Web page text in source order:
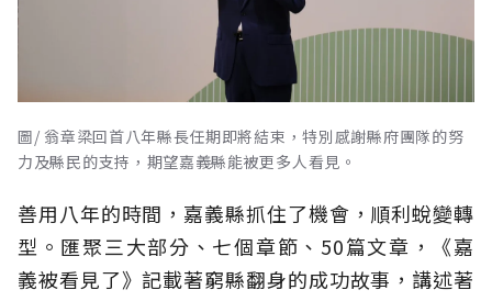
圖/ 翁章梁回首八年縣長任期即將結束，特別感謝縣府團隊的努
力及縣民的支持，期望嘉義縣能被更多人看見。
善用八年的時間，嘉義縣抓住了機會，順利蛻變轉
型。匯聚三大部分、七個章節、50篇文章，《嘉
義被看見了》記載著窮縣翻身的成功故事，講述著